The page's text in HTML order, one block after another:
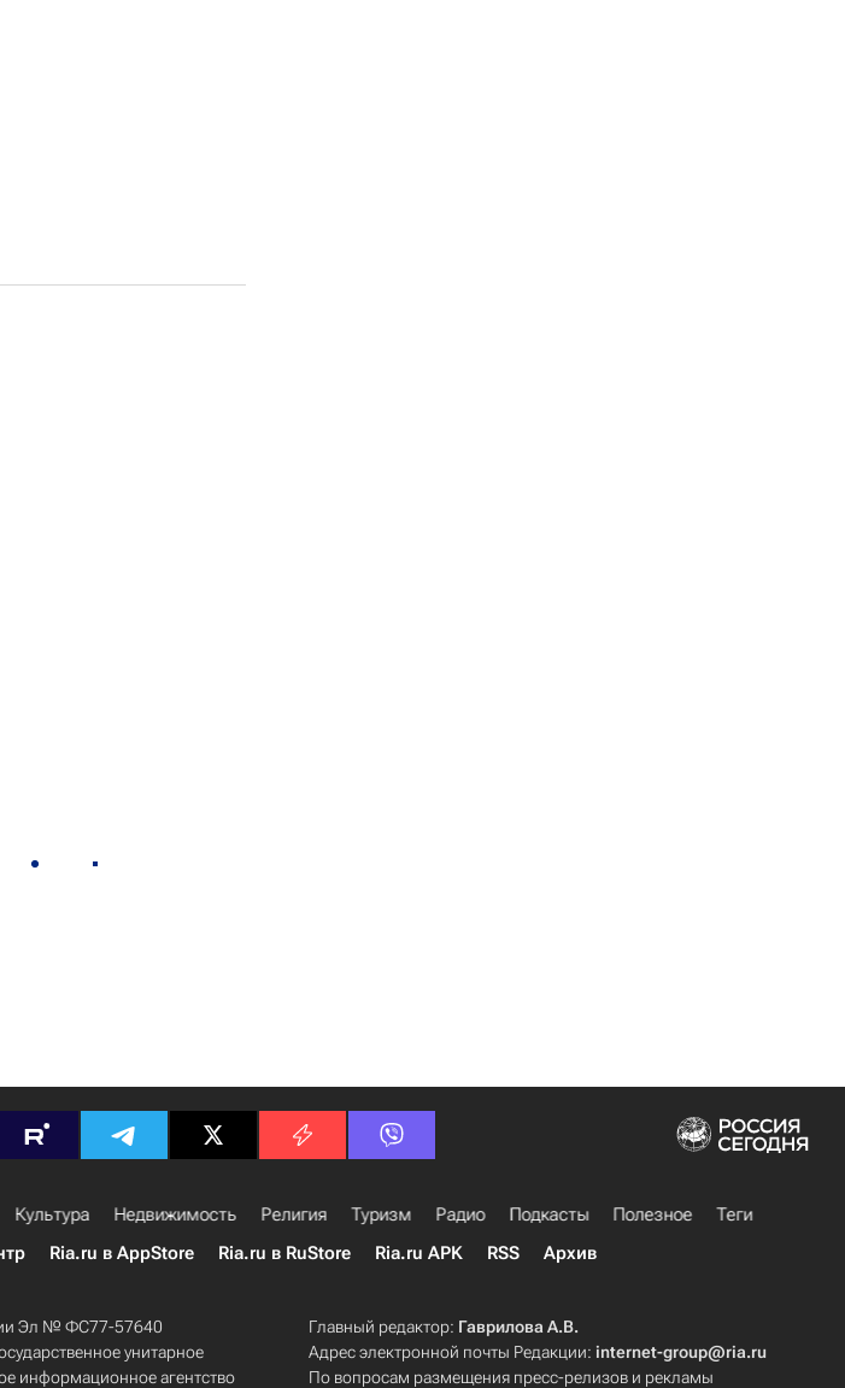
Культура Недвижимость Религия Туризм Радио Подкасты Полезное
Теги
Ria.ru в AppStore Ria.ru в RuStore Ria.ru APK RSS Архив
Эл № ФС77-57640
унитарное
информационное агентство
Главный редактор: Гаврилова А.В.
Адрес электронной почты Редакции:internet-group@ria.ru
По вопросам размещения пресс-релизов и рекламы